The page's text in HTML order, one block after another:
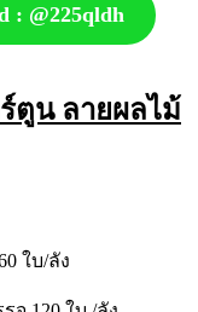
: @225qldh
ตูน ลายผลไม้
ใบ/ลัง